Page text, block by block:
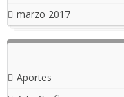
marzo 2017
Aportes